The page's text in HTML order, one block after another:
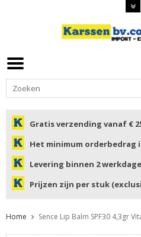
Gratis verzending vanaf €
Het minimum orderbedrag
Levering binnen 2
Prijzen zijn per stuk
Home Sence Lip Balm SPF30 4,3gr